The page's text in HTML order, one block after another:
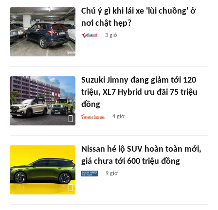
Chú ý gì khi lái xe 'lùi chuồng' ở
nơi chật hẹp?
3 giờ
Suzuki Jimny đang giảm tới 120
triệu, XL7 Hybrid ưu đãi 75 triệu
đồng
4 giờ
Nissan hé lộ SUV hoàn toàn mới,
giá chưa tới 600 triệu đồng
9 giờ